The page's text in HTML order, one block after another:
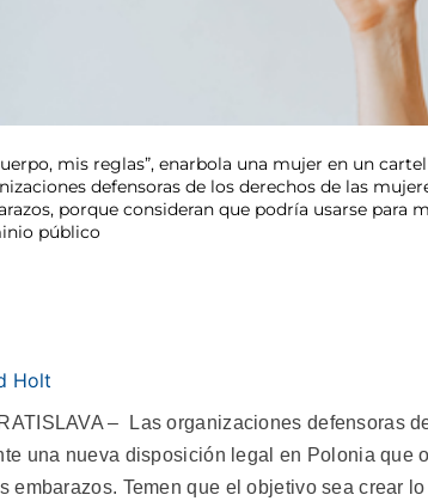
mis reglas”, enarbola una mujer en un
defensoras de los derechos de las
porque consideran que podría usarse para
público
Holt
– Las organizaciones defensoras
una nueva disposición legal en Polonia que
embarazos. Temen que el objetivo sea crear